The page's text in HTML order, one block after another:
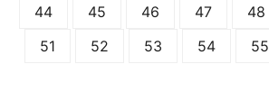
44
45 46 47 48
51
52 53 54 55